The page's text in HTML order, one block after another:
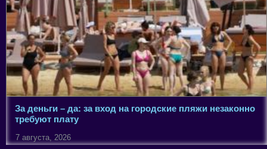
За деньги – да: за вход на городские пляжи незаконно
требуют плату
7 августа, 2026